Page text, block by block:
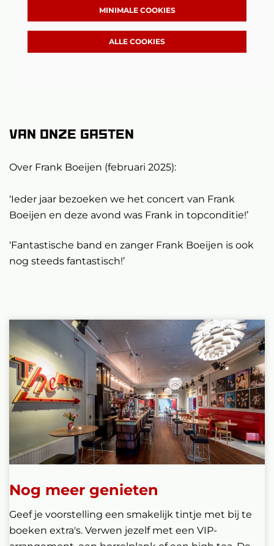
MINIMALE COOKIES
ALLE COOKIES
Van onze gasten
Over Frank Boeijen (februari 2025):
‘Ieder jaar bezoeken we het concert van Frank
Boeijen en deze avond was Frank in topconditie!’
‘Fantastische band en zanger Frank Boeijen is ook
nog steeds fantastisch!’
Nog meer genieten
Geef je voorstelling een smakelijk tintje met bij te
boeken extra's. Verwen jezelf met een VIP-